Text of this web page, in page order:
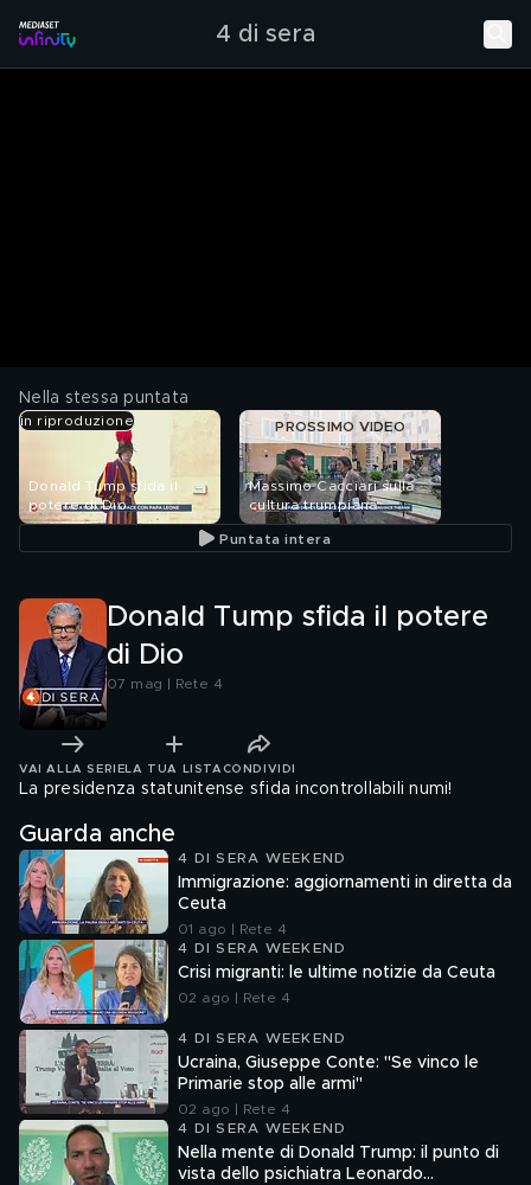
4 di sera
Nella stessa puntata
in riproduzione
Donald Tump sfida il
potere di Dio
Massimo Cacciari sulla
cultura trumpiana
PROSSIMO VIDEO
Puntata intera
Donald Tump sfida il potere
di Dio
07 mag | Rete 4
VAI ALLA SERIE LA TUA LISTA CONDIVIDI
La presidenza statunitense sfida incontrollabili numi!
Guarda anche
4 DI SERA WEEKEND
Immigrazione: aggiornamenti in diretta da
Ceuta
01 ago | Rete 4
4 DI SERA WEEKEND
Crisi migranti: le ultime notizie da Ceuta
02 ago | Rete 4
4 DI SERA WEEKEND
Ucraina, Giuseppe Conte: "Se vinco le
Primarie stop alle armi"
02 ago | Rete 4
4 DI SERA WEEKEND
Nella mente di Donald Trump: il punto di
vista dello psichiatra Leonardo